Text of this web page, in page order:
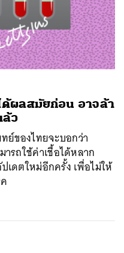
ผลสมัยก่อน อาจล้า
ล้ว
ย์ของไทยจะบอกว่า
รถใช้ค่าเชื้อได้หลาก
เดตใหม่อีกครั้ง เพื่อไม่ให้